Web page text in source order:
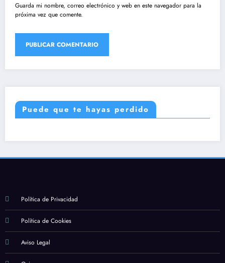
Guarda mi nombre, correo electrónico y web en este navegador para la
próxima vez que comente.
Puede que te hayas perdido
Política de Privacidad
Política de Cookies
Aviso Legal